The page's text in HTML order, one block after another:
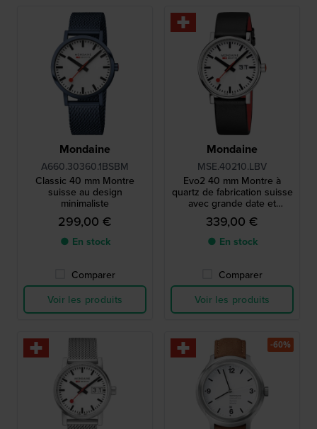
Mondaine
A660.30360.1BSBM
Classic 40 mm Montre
suisse au design
minimaliste
299,00 €
● En stock
Comparer
Voir les produits
Mondaine
MSE.40210.LBV
Evo2 40 mm Montre à
quartz de fabrication suisse
avec grande date et
bracelet en cuir végétalien
339,00 €
● En stock
Comparer
Voir les produits
-60%